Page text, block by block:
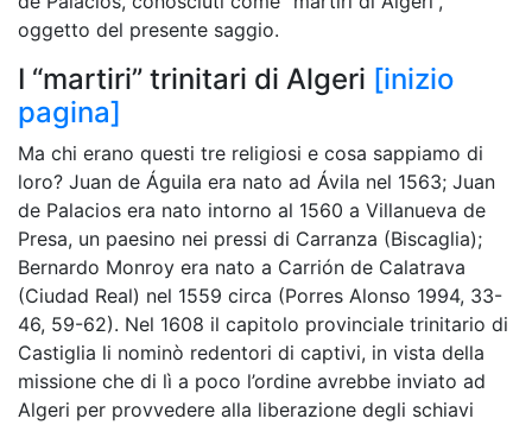
oggetto del presente saggio.
I “martiri” trinitari di Algeri [inizio
pagina]
Ma chi erano questi tre religiosi e cosa sappiamo di
loro? Juan de Águila era nato ad Ávila nel 1563; Juan
de Palacios era nato intorno al 1560 a Villanueva de
Presa, un paesino nei pressi di Carranza (Biscaglia);
Bernardo Monroy era nato a Carrión de Calatrava
(Ciudad Real) nel 1559 circa (Porres Alonso 1994, 33-
46, 59-62). Nel 1608 il capitolo provinciale trinitario di
Castiglia li nominò redentori di captivi, in vista della
missione che di lì a poco l’ordine avrebbe inviato ad
Algeri per provvedere alla liberazione degli schiavi